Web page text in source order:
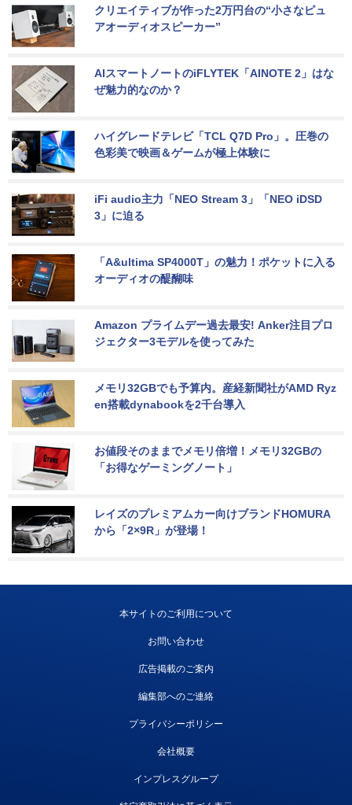
クリエイティブが作った2万円台の“小さなピュ
アオーディオスピーカー”
AIスマートノートのiFLYTEK「AINOTE 2」はな
ぜ魅力的なのか？
ハイグレードテレビ「TCL Q7D Pro」。圧巻の
色彩美で映画＆ゲームが極上体験に
iFi audio主力「NEO Stream 3」「NEO iDSD
3」に迫る
「A&ultima SP4000T」の魅力！ポケットに入る
オーディオの醍醐味
Amazon プライムデー過去最安! Anker注目プロ
ジェクター3モデルを使ってみた
メモリ32GBでも予算内。産経新聞社がAMD Ryz
en搭載dynabookを2千台導入
お値段そのままでメモリ倍増！メモリ32GBの
「お得なゲーミングノート」
レイズのプレミアムカー向けブランドHOMURA
から「2×9R」が登場！
本サイトのご利用について
お問い合わせ
広告掲載のご案内
編集部へのご連絡
プライバシーポリシー
会社概要
インプレスグループ